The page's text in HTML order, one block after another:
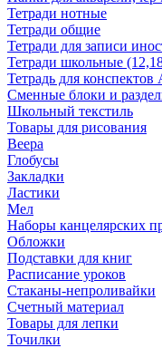
Тетради нотные
Тетради общие
Тетради для записи
Тетради школьные
Тетрадь для конспектов
Сменные блоки и
Школьный текстиль
Товары для рисования
Веера
Глобусы
Закладки
Ластики
Мел
Наборы канцелярских
Обложки
Подставки для книг
Расписание уроков
Стаканы-непроливайки
Счетный материал
Товары для лепки
Точилки